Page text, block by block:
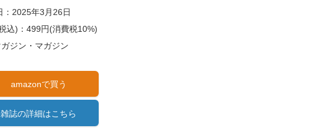
：2025年3月26日
込)：499円(消費税10%)
ジン・マガジン
amazonで買う
雑誌の詳細はこちら